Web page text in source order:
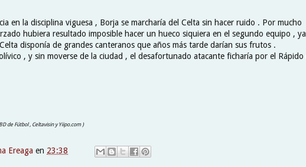
en la disciplina viguesa , Borja se marcharía del Celta sin hacer ruido . Por mucho
hubiera resultado imposible hacer un hueco siquiera en el segundo equipo , ya
disponía de grandes canteranos que años más tarde darían sus frutos .
, y sin moverse de la ciudad , el desafortunado atacante ficharía por el Rápido
de Fútbol , Celtavisin y Yiipo.com )
Ereaga en 23:38